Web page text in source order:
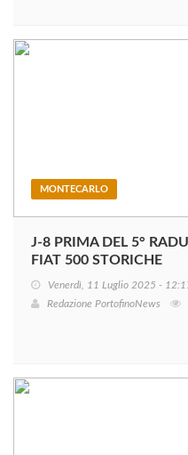
MONTECARLO
J-8 PRIMA DEL 5°
FIAT 500 STORICHE
Venerdì, 11 Luglio 2025 -
Redazione PortofinoNews